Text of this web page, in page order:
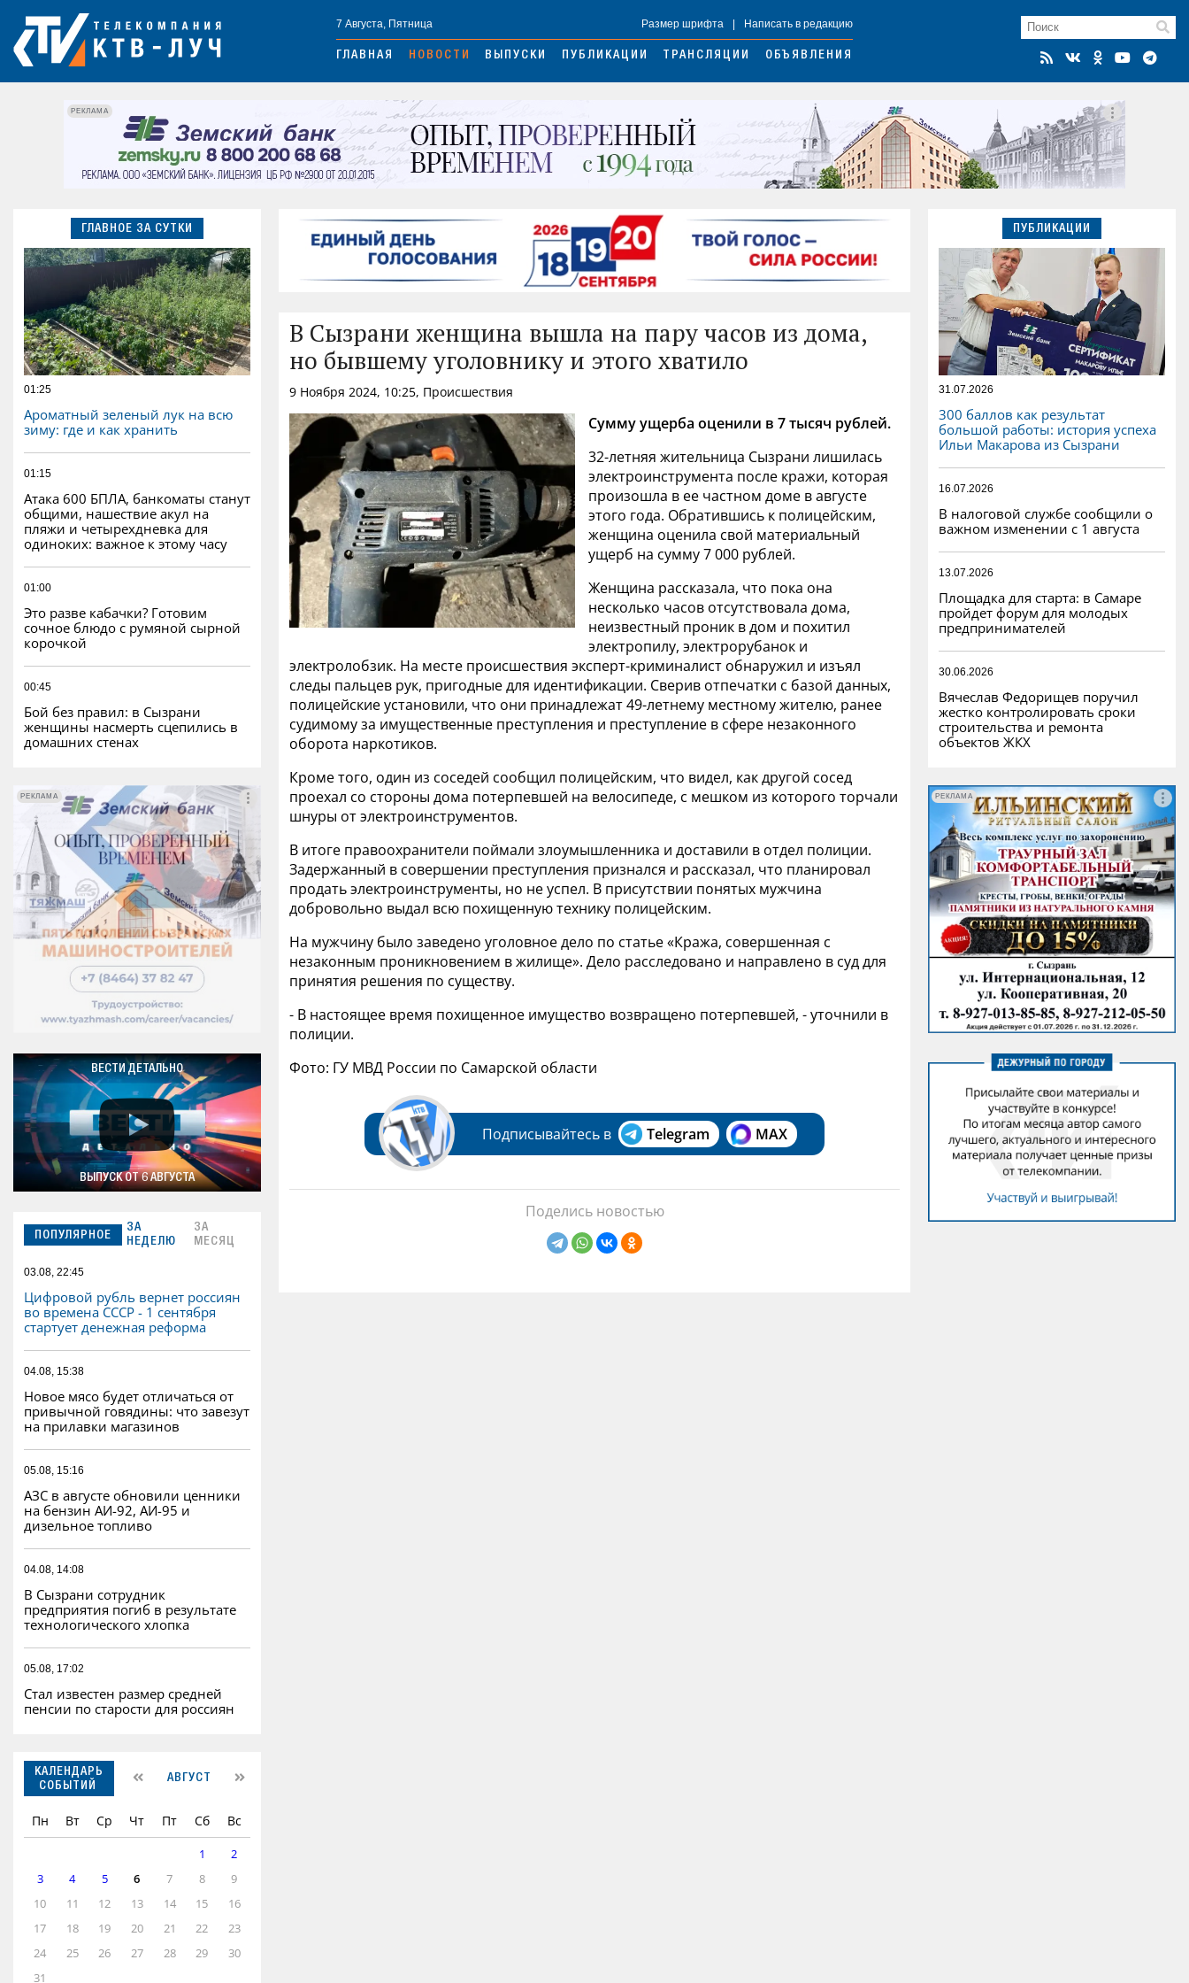
7 Августа, Пятница Размер шрифта Написать в редакцию
ГЛАВНАЯ НОВОСТИ ВЫПУСКИ ПУБЛИКАЦИИ ТРАНСЛЯЦИИ ОБЪЯВЛЕНИЯ
РЕКЛАМА
ГЛАВНОЕ ЗА СУТКИ
01:25
Ароматный зеленый лук на всю
зиму: где и как хранить
01:15
Атака 600 БПЛА, банкоматы станут
общими, нашествие акул на
пляжи и четырехдневка для
одиноких: важное к этому часу
01:00
Это разве кабачки? Готовим
сочное блюдо с румяной сырной
корочкой
00:45
Бой без правил: в Сызрани
женщины насмерть сцепились в
домашних стенах
РЕКЛАМА
РЕКЛАМА
ВЕСТИ ДЕТАЛЬНО
ВЫПУСК ОТ 6 АВГУСТА
ПОПУЛЯРНОЕ
ЗА
НЕДЕЛЮ
ЗА
МЕСЯЦ
03.08, 22:45
Цифровой рубль вернет россиян
во времена СССР - 1 сентября
стартует денежная реформа
04.08, 15:38
Новое мясо будет отличаться от
привычной говядины: что завезут
на прилавки магазинов
05.08, 15:16
АЗС в августе обновили ценники
на бензин АИ-92, АИ-95 и
дизельное топливо
04.08, 14:08
В Сызрани сотрудник
предприятия погиб в результате
технологического хлопка
05.08, 17:02
Стал известен размер средней
пенсии по старости для россиян
КАЛЕНДАРЬ
СОБЫТИЙ
АВГУСТ
Пн Вт Ср Чт Пт Сб Вс
1
2
3
4 5 6 7 8
9
10
11 12 13 14 15
16
17
18 19 20 21 22
23
24
25 26 27 28 29
30
31
В Сызрани женщина вышла на пару часов из дома,
но бывшему уголовнику и этого хватило
9 Ноября 2024, 10:25, Происшествия
Сумму ущерба оценили в 7 тысяч рублей.
32-летняя жительница Сызрани лишилась
электроинструмента после кражи, которая
произошла в ее частном доме в августе
этого года. Обратившись к полицейским,
женщина оценила свой материальный
ущерб на сумму 7 000 рублей.
Женщина рассказала, что пока она
несколько часов отсутствовала дома,
неизвестный проник в дом и похитил
электропилу, электрорубанок и
электролобзик. На месте происшествия эксперт-криминалист обнаружил и изъял
следы пальцев рук, пригодные для идентификации. Сверив отпечатки с базой данных,
полицейские установили, что они принадлежат 49-летнему местному жителю, ранее
судимому за имущественные преступления и преступление в сфере незаконного
оборота наркотиков.
Кроме того, один из соседей сообщил полицейским, что видел, как другой сосед
проехал со стороны дома потерпевшей на велосипеде, с мешком из которого торчали
шнуры от электроинструментов.
В итоге правоохранители поймали злоумышленника и доставили в отдел полиции.
Задержанный в совершении преступления признался и рассказал, что планировал
продать электроинструменты, но не успел. В присутствии понятых мужчина
добровольно выдал всю похищенную технику полицейским.
На мужчину было заведено уголовное дело по статье «Кража, совершенная с
незаконным проникновением в жилище». Дело расследовано и направлено в суд для
принятия решения по существу.
- В настоящее время похищенное имущество возвращено потерпевшей, - уточнили в
полиции.
Фото: ГУ МВД России по Самарской области
Подписывайтесь в Telegram MAX
Поделись новостью
ПУБЛИКАЦИИ
31.07.2026
300 баллов как результат
большой работы: история успеха
Ильи Макарова из Сызрани
16.07.2026
В налоговой службе сообщили о
важном изменении с 1 августа
13.07.2026
Площадка для старта: в Самаре
пройдет форум для молодых
предпринимателей
30.06.2026
Вячеслав Федорищев поручил
жестко контролировать сроки
строительства и ремонта
объектов ЖКХ
РЕКЛАМА